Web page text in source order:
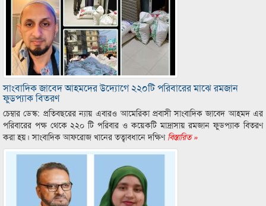
সাংবাদিক জাবেদ আহমদের উদ্যোগে ২২০টি পরিবারের মাঝে রমজান
ফুডপ‍্যাক বিতরণ
চেম্বার ডেস্ক: প্রতিবছরের ন‍্যায় এবারও আমেরিকা প্রবাসী সাংবাদিক জাবেদ আহমদ এর
পরিবারের পক্ষ থেকে ২২০ টি পরিবার ও কয়েকটি মাদ্রাসায় রমজান ফুডপ‍্যাক বিতরণ
করা হয়। সাংবাদিক আফরোজ খানের তত্বাবধানে দক্ষিণবিস্তারিত »